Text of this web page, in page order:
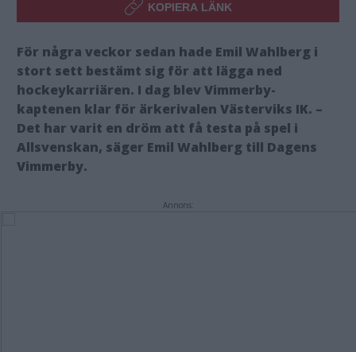
KOPIERA LÄNK
För några veckor sedan hade Emil Wahlberg i
stort sett bestämt sig för att lägga ned
hockeykarriären. I dag blev Vimmerby-
kaptenen klar för ärkerivalen Västerviks IK. –
Det har varit en dröm att få testa på spel i
Allsvenskan, säger Emil Wahlberg till Dagens
Vimmerby.
Annons: